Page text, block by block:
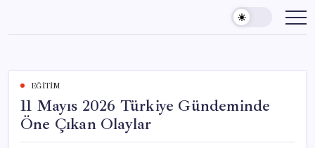
content
EĞITIM
11 Mayıs 2026 Türkiye Gündeminde
Öne Çıkan Olaylar